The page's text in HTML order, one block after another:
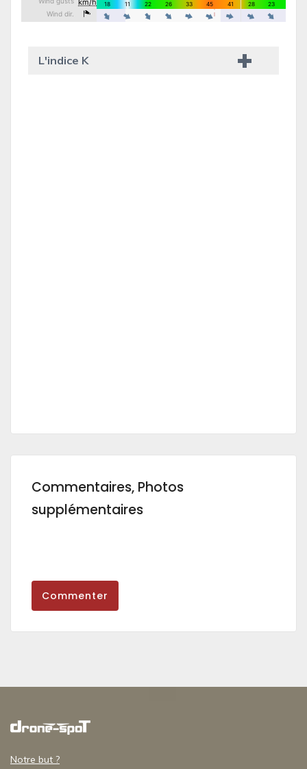
L'indice K
Commentaires, Photos
supplémentaires
Commenter
Notre but ?